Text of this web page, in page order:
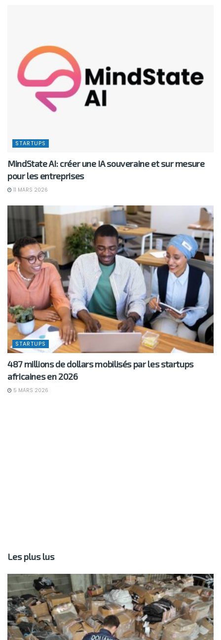
STARTUPS
MindState AI: créer une IA souveraine et sur mesure
pour les entreprises
11 MARS 2026
STARTUPS
487 millions de dollars mobilisés par les startups
africaines en 2026
5 MARS 2026
Les plus lus